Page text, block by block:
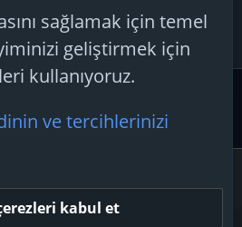
9 Ocak 2025 hangi mouse
Oyun Tartışması
ve kurallar Gizlilik politikası
sağlamak için temel
geliştirmek için
kullanıyoruz.
ve tercihlerinizi
kabul et